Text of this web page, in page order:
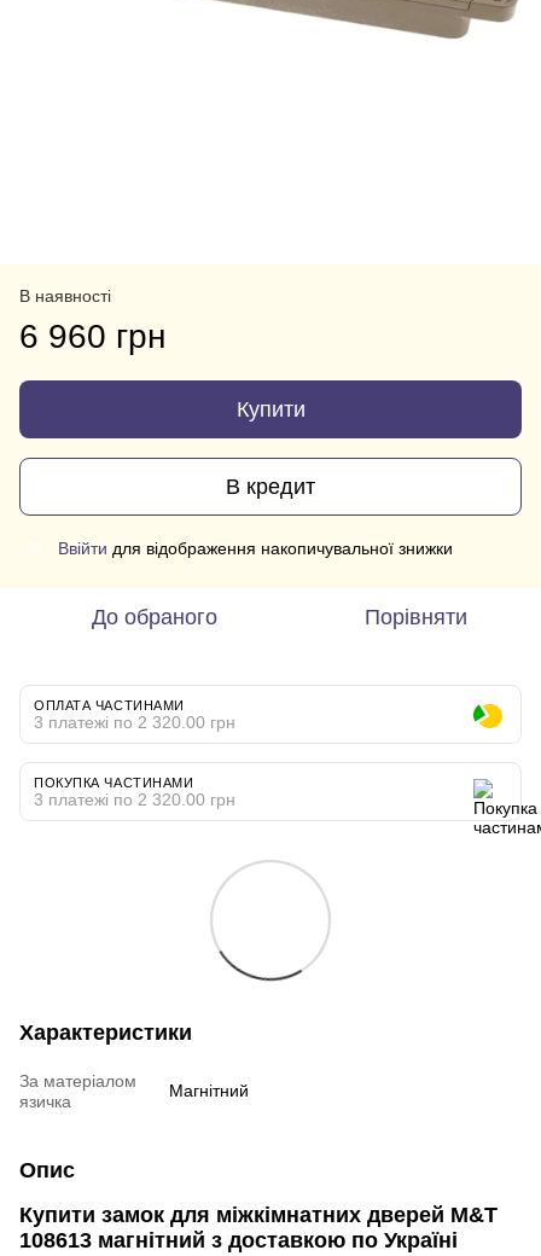
В наявності
6 960 грн
Купити
В кредит
Ввійти для відображення накопичувальної знижки
До обраного Порівняти
ОПЛАТА ЧАСТИНАМИ
3 платежі по 2 320.00 грн
ПОКУПКА ЧАСТИНАМИ
3 платежі по 2 320.00 грн
Характеристики
За матеріалом
язичка
Магнітний
Опис
Купити замок для міжкімнатних дверей M&T
108613 магнітний з доставкою по Україні